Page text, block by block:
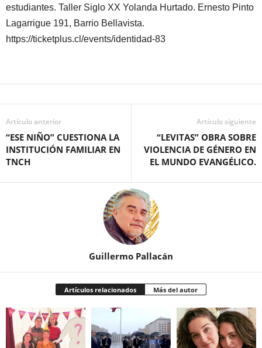
estudiantes. Taller Siglo XX Yolanda Hurtado. Ernesto Pinto
Lagarrigue 191, Barrio Bellavista.
https://ticketplus.cl/events/identidad-83
Artículo anterior
“ESE NIÑO” CUESTIONA LA
INSTITUCIÓN FAMILIAR EN
TNCH
Artículo siguiente
“LEVITAS” OBRA SOBRE
VIOLENCIA DE GÉNERO EN
EL MUNDO EVANGÉLICO.
Guillermo Pallacán
Artículos relacionados Más del autor